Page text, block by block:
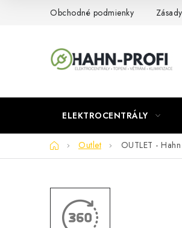
Obchodné podmienky
ELEKTROCENTRÁLY
DomovOutlet OUTLET -